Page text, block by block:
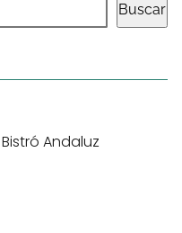
Buscar
Andaluz